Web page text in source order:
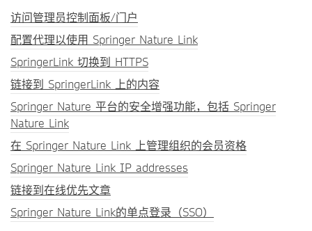
访问管理员控制面板/门户
配置代理以使用 Springer Nature Link
SpringerLink 切换到 HTTPS
链接到 SpringerLink 上的内容
Springer Nature 平台的安全增强功能，包括 Springer
Nature Link
在 Springer Nature Link 上管理组织的会员资格
Springer Nature Link IP addresses
链接到在线优先文章
Springer Nature Link的单点登录（SSO）